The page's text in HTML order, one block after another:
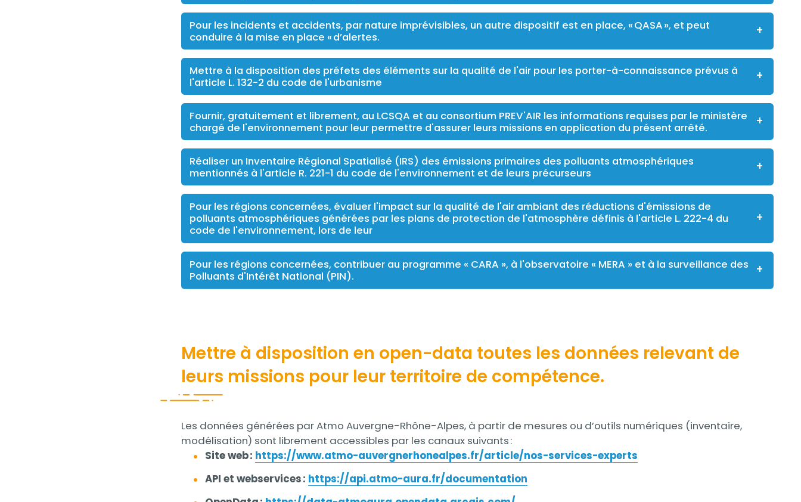
Pour les incidents et accidents, par nature imprévisibles, un autre dispositif est en place, « QASA », et peut
conduire à la mise en place « d’alertes.
Mettre à la disposition des préfets des éléments sur la qualité de l'air pour les porter-à-connaissance prévus à
l'article L. 132-2 du code de l'urbanisme
Fournir, gratuitement et librement, au LCSQA et au consortium PREV'AIR les informations requises par le ministère
chargé de l'environnement pour leur permettre d'assurer leurs missions en application du présent arrêté.
Réaliser un Inventaire Régional Spatialisé (IRS) des émissions primaires des polluants atmosphériques
mentionnés à l'article R. 221-1 du code de l'environnement et de leurs précurseurs
Pour les régions concernées, évaluer l'impact sur la qualité de l'air ambiant des réductions d'émissions de
polluants atmosphériques générées par les plans de protection de l'atmosphère définis à l'article L. 222-4 du
code de l'environnement, lors de leur
Pour les régions concernées, contribuer au programme « CARA », à l'observatoire « MERA » et à la surveillance des
Polluants d'Intérêt National (PIN).
Mettre à disposition en open-data toutes les données relevant de
leurs missions pour leur territoire de compétence.
Contenu
Les données générées par Atmo Auvergne-Rhône-Alpes, à partir de mesures ou d’outils numériques (inventaire,
modélisation) sont librement accessibles par les canaux suivants :
Site web : https://www.atmo-auvergnerhonealpes.fr/article/nos-services-experts
API et webservices : https://api.atmo-aura.fr/documentation